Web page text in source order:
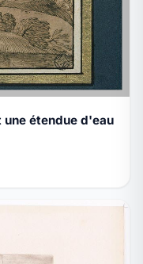
étendue d'eau